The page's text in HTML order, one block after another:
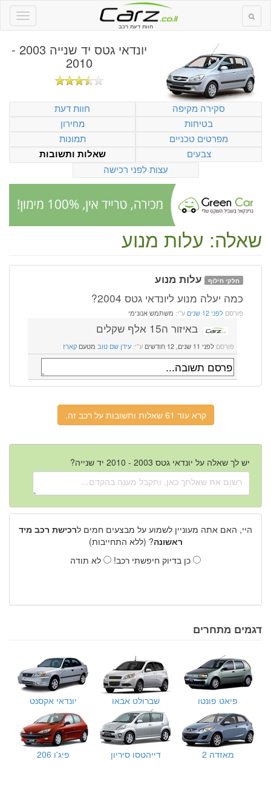
חוות דעת רכב
יונדאי גטס יד שנייה 2003 -
2010
סקירה מקיפה
חוות דעת
בטיחות
מחירון
מפרטים טכניים
תמונות
צבעים
שאלות ותשובות
עצות לפני רכישה
שאלה: עלות מנוע
חלקי חילוף עלות מנוע
כמה יעלה מנוע ליונדאי גטס 2004?
פורסם לפני 12 שנים ע"י: משתמש אנונימי
באיזור ה15 אלף שקלים
פורסם לפני 11 שנים, 12 חודשים ע"י: עידן שם טוב מטעם קארז
קרא עוד 61 שאלות ותשובות על רכב זה.
יש לך שאלה על יונדאי גטס 2003 - 2010 יד שנייה?
היי, האם אתה מעוניין לשמוע על מבצעים חמים לרכישת רכב מיד
ראשונה? (ללא התחייבות)
כן בדיוק חיפשתי רכב!
לא תודה
דגמים מתחרים
פיאט פונטו שברולט אבאו יונדאי אקסנט
מאזדה 2 דייהטסו סיריון פיג'ו 206